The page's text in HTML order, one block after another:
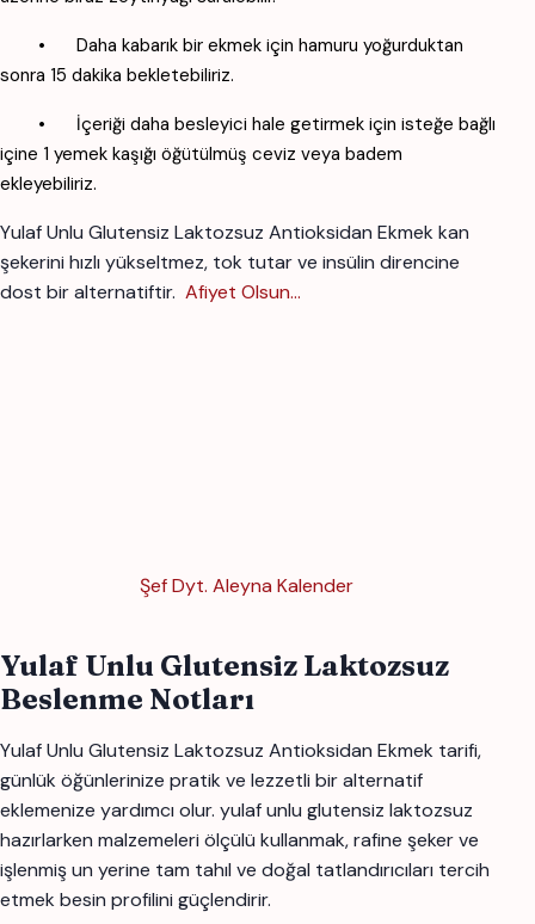
•
Daha kabarık bir ekmek için hamuru yoğurduktan
sonra 15 dakika bekletebiliriz.
•
İçeriği daha besleyici hale getirmek için isteğe bağlı
içine 1 yemek kaşığı öğütülmüş ceviz veya badem
ekleyebiliriz.
Yulaf Unlu Glutensiz Laktozsuz Antioksidan Ekmek kan
şekerini hızlı yükseltmez, tok tutar ve insülin direncine
dost bir alternatiftir. Afiyet Olsun...
Şef Dyt. Aleyna Kalender
Yulaf Unlu Glutensiz Laktozsuz
Beslenme Notları
Yulaf Unlu Glutensiz Laktozsuz Antioksidan Ekmek tarifi,
günlük öğünlerinize pratik ve lezzetli bir alternatif
eklemenize yardımcı olur. yulaf unlu glutensiz laktozsuz
hazırlarken malzemeleri ölçülü kullanmak, rafine şeker ve
işlenmiş un yerine tam tahıl ve doğal tatlandırıcıları tercih
etmek besin profilini güçlendirir.